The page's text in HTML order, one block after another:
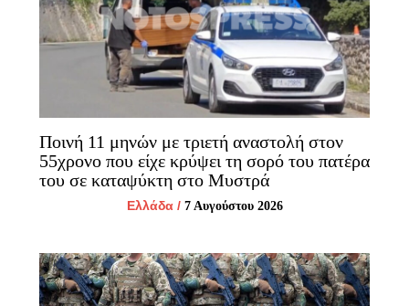
Ποινή 11 μηνών με τριετή αναστολή στον
55χρονο που είχε κρύψει τη σορό του πατέρα
του σε καταψύκτη στο Μυστρά
Ελλάδα/ 7 Αυγούστου 2026